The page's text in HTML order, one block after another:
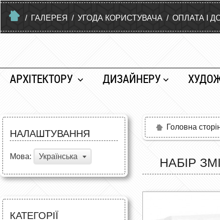
/ ГАЛЕРЕЯ / УГОДА КОРИСТУВАЧА / ОПЛАТА І
АРХІТЕКТОРУ ДИЗАЙНЕРУ
НАЛАШТУВАННЯ
Мова: Українська
КАТЕГОРІЇ
Головна
НАБІР